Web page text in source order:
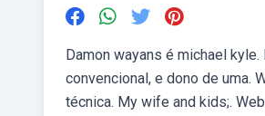
Damon wayans é michael
convencional, e dono de uma.
técnica. My wife and kids;.